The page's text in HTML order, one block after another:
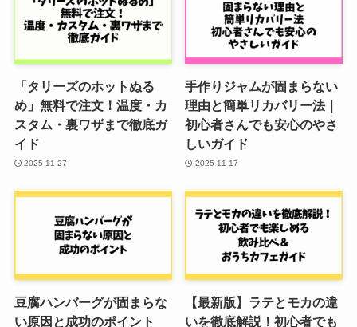
「タリーズのホットぬる
め」無料で注文！温度・カ
スタム・裏ワザまで徹底ガ
イド
2025-11-27
手作りジャムが固まらない
理由と簡単リカバリー法｜
初心者さんでも安心のやさ
しいガイド
2025-11-17
豆腐ハンバーグが固まらな
い原因と成功のポイント
【最新版】ラテとモカの違
いを徹底解説！初心者でも